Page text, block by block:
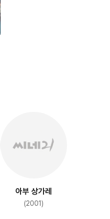
아부 상가레
(2001)